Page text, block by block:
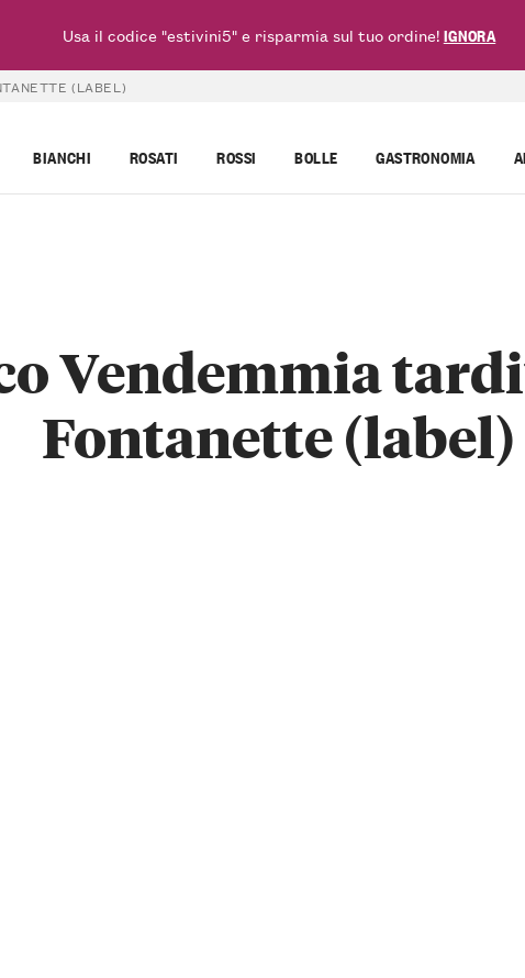
(LABEL)
BIANCHI ROSATI ROSSI BOLLE GASTRONOMIA
Vendemmia
Fontanette (label)
Usa il codice "estivini5" e risparmia sul tuo ordine!IGNORA